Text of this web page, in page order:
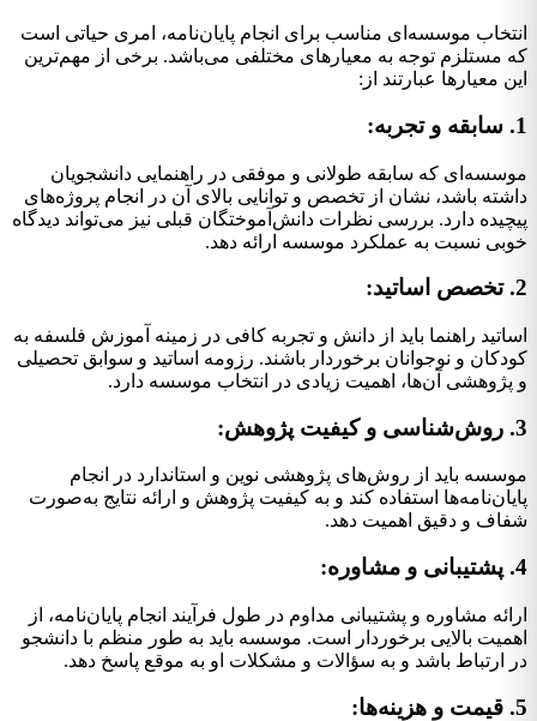
انتخاب موسسه‌ای مناسب برای انجام پایان‌نامه، امری حیاتی است
که مستلزم توجه به معیارهای مختلفی می‌باشد. برخی از مهم‌ترین
این معیارها عبارتند از:
1. سابقه و تجربه:
موسسه‌ای که سابقه طولانی و موفقی در راهنمایی دانشجویان
داشته باشد، نشان از تخصص و توانایی بالای آن در انجام پروژه‌های
پیچیده دارد. بررسی نظرات دانش‌آموختگان قبلی نیز می‌تواند دیدگاه
خوبی نسبت به عملکرد موسسه ارائه دهد.
2. تخصص اساتید:
اساتید راهنما باید از دانش و تجربه کافی در زمینه آموزش فلسفه به
کودکان و نوجوانان برخوردار باشند. رزومه اساتید و سوابق تحصیلی
و پژوهشی آن‌ها، اهمیت زیادی در انتخاب موسسه دارد.
3. روش‌شناسی و کیفیت پژوهش:
موسسه باید از روش‌های پژوهشی نوین و استاندارد در انجام
پایان‌نامه‌ها استفاده کند و به کیفیت پژوهش و ارائه نتایج به‌صورت
شفاف و دقیق اهمیت دهد.
4. پشتیبانی و مشاوره:
ارائه مشاوره و پشتیبانی مداوم در طول فرآیند انجام پایان‌نامه، از
اهمیت بالایی برخوردار است. موسسه باید به طور منظم با دانشجو
در ارتباط باشد و به سؤالات و مشکلات او به موقع پاسخ دهد.
5. قیمت و هزینه‌ها: